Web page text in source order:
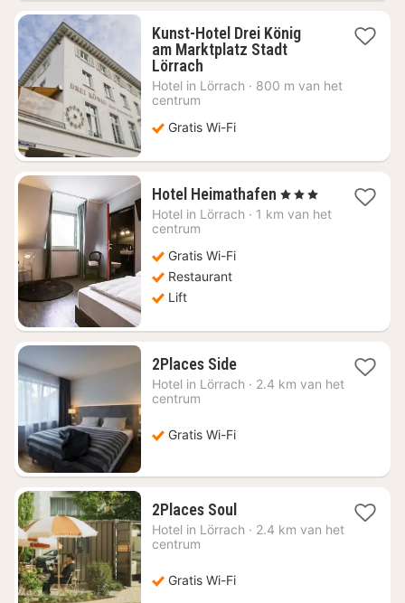
Kunst-Hotel Drei König
am Marktplatz Stadt
Lörrach1
nacht
79,49
Hotel in Lörrach · 800 m van het
centrum
Gratis Wi-Fi
Hotel Heimathafen 1
nacht
, 3 Sterren
Hotel in Lörrach · 1 km van het
centrum
Gratis Wi-Fi
Restaurant
Lift
2Places Side1
nacht
87,84
Hotel in Lörrach · 2.4 km van het
centrum
Gratis Wi-Fi
2Places Soul1
nacht
101,21
Hotel in Lörrach · 2.4 km van het
centrum
Gratis Wi-Fi